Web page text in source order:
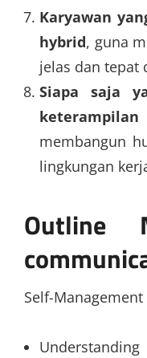
Karyawan
hybrid, guna
jelas dan tepat
Siapa saja
membangun
lingkungan
Outline
Self-